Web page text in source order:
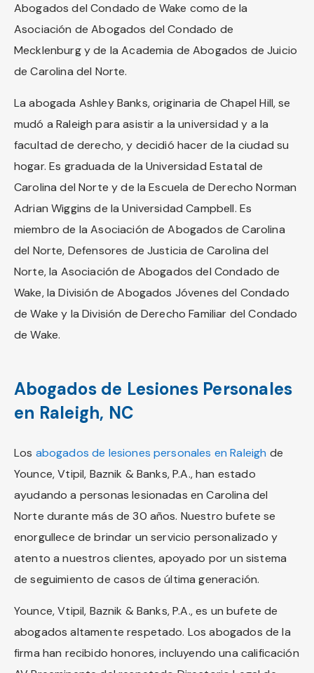
Abogados del Condado de Wake como de la
Asociación de Abogados del Condado de
Mecklenburg y de la Academia de Abogados de Juicio
de Carolina del Norte.
La abogada Ashley Banks, originaria de Chapel Hill, se
mudó a Raleigh para asistir a la universidad y a la
facultad de derecho, y decidió hacer de la ciudad su
hogar. Es graduada de la Universidad Estatal de
Carolina del Norte y de la Escuela de Derecho Norman
Adrian Wiggins de la Universidad Campbell. Es
miembro de la Asociación de Abogados de Carolina
del Norte, Defensores de Justicia de Carolina del
Norte, la Asociación de Abogados del Condado de
Wake, la División de Abogados Jóvenes del Condado
de Wake y la División de Derecho Familiar del Condado
de Wake.
Abogados de Lesiones Personales
en Raleigh, NC
Los abogados de lesiones personales en Raleigh de
Younce, Vtipil, Baznik & Banks, P.A., han estado
ayudando a personas lesionadas en Carolina del
Norte durante más de 30 años. Nuestro bufete se
enorgullece de brindar un servicio personalizado y
atento a nuestros clientes, apoyado por un sistema
de seguimiento de casos de última generación.
Younce, Vtipil, Baznik & Banks, P.A., es un bufete de
abogados altamente respetado. Los abogados de la
firma han recibido honores, incluyendo una calificación